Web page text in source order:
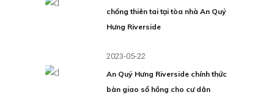
chống thiên tai tại tòa nhà An Quý
Hưng Riverside
2023-05-22
An Quý Hưng Riverside chính thức
bàn giao sổ hồng cho cư dân